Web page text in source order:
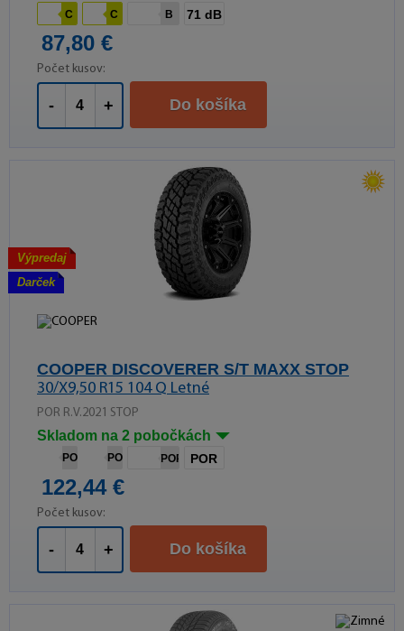
C C B 71 dB
87,80 €
Počet kusov:
- + Do košíka
Výpredaj
Darček
COOPER DISCOVERER S/T MAXX STOP
30/X9,50 R15 104 Q Letné
POR R.V.2021 STOP
Skladom na 2 pobočkách
POR POR POR
POR
122,44 €
Počet kusov:
- + Do košíka